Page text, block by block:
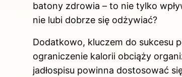
batony zdrowia – to nie tylko
nie lubi dobrze się odżywiać?
Dodatkowo, kluczem do sukcesu
ograniczenie kalorii obciąży
jadłospisu powinna dostosować